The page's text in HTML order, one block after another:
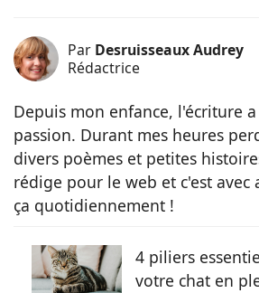
Par Desruisseaux Audrey
Rédactrice
Depuis mon enfance, l'écriture
passion. Durant mes heures
divers poèmes et petites
rédige pour le web et c'est avec
ça quotidiennement !
4 piliers
votre chat en